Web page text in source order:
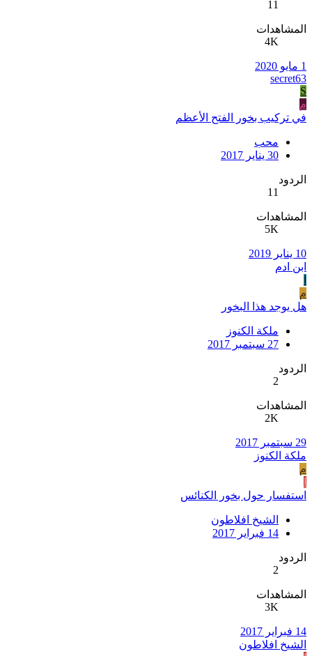
11
المشاهدات
4K
1 مايو 2020
secret63
S
م
في تركيب بخور الفتح الأعظم
محب
30 يناير 2017
الردود
11
المشاهدات
5K
10 يناير 2019
ابن ادم
م
هل يوجد هذا البخور
ملكة الكنوز
27 سبتمبر 2017
الردود
2
المشاهدات
2K
29 سبتمبر 2017
ملكة الكنوز
م
استفسار حول بخور الكنائس
الشيخ افلاطون
14 فبراير 2017
الردود
2
المشاهدات
3K
14 فبراير 2017
الشيخ افلاطون